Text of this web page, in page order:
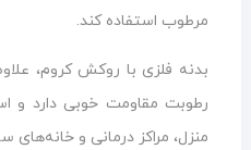
مرطوب استفاده کند.
بدنه فلزی با روکش کروم،
رطوبت مقاومت خوبی دارد و
منزل، مراکز درمانی و خانه‌های